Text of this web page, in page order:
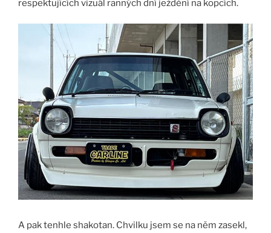
respektujících vizuál ranných dní ježdění na kopcích.
A pak tenhle shakotan. Chvilku jsem se na něm zasekl,